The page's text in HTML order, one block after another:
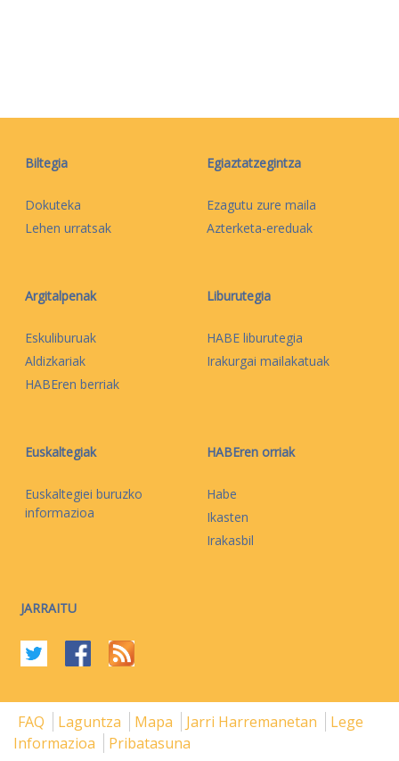
Biltegia
Dokuteka
Lehen urratsak
Egiaztatzegintza
Ezagutu zure maila
Azterketa-ereduak
Argitalpenak
Eskuliburuak
Aldizkariak
HABEren berriak
Liburutegia
HABE liburutegia
Irakurgai mailakatuak
Euskaltegiak
Euskaltegiei buruzko
informazioa
HABEren orriak
Habe
Ikasten
Irakasbil
JARRAITU
FAQ Laguntza Mapa Jarri Harremanetan
Lege
Informazioa
Pribatasuna